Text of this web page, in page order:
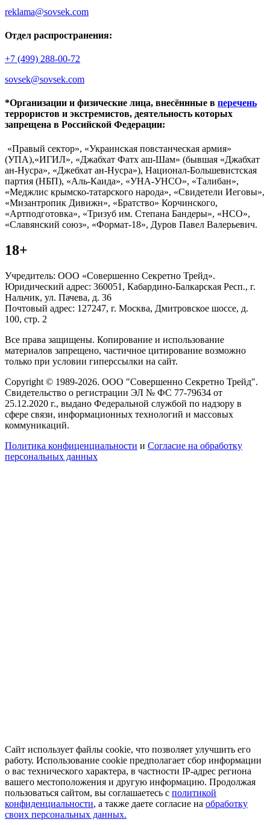
reklama@sovsek.com
Отдел распространения:
+7 (499) 288-00-72
sovsek@sovsek.com
*Организации и физические лица, внесённные в перечень
террористов и экстремистов, деятельность которых
запрещена в Российской Федерации:
«Правый сектор», «Украинская повстанческая армия»
(УПА),«ИГИЛ», «Джабхат Фатх аш-Шам» (бывшая «Джабхат
ан-Нусра», «Джебхат ан-Нусра»), Национал-Большевистская
партия (НБП), «Аль-Каида», «УНА-УНСО», «Талибан»,
«Меджлис крымско-татарского народа», «Свидетели Иеговы»,
«Мизантропик Дивижн», «Братство» Корчинского,
«Артподготовка», «Тризуб им. Степана Бандеры», «НСО»,
«Славянский союз», «Формат-18», Дуров Павел Валерьевич.
18+
Учредитель: ООО «Совершенно Секретно Трейд».
Юридический адрес: 360051, Кабардино-Балкарская Респ., г.
Нальчик, ул. Пачева, д. 36
Почтовый адрес: 127247, г. Москва, Дмитровское шоссе, д.
100, стр. 2
Все права защищены. Копирование и использование
материалов запрещено, частичное цитирование возможно
только при условии гиперссылки на сайт.
Copyright © 1989-2026. ООО "Совершенно Секретно Трейд".
Свидетельство о регистрации ЭЛ № ФС 77-79634 от
25.12.2020 г., выдано Федеральной службой по надзору в
сфере связи, информационных технологий и массовых
коммуникаций.
Политика конфиценциальности и Согласие на обработку
персональных данных
Сайт использует файлы cookie, что позволяет улучшить его
работу. Использование cookie предполагает сбор информации
о вас технического характера, в частности IP-адрес региона
вашего местоположения и другую информацию. Продолжая
пользоваться сайтом, вы соглашаетесь с политикой
конфиденциальности, а также даете согласие на обработку
своих персональных данных.